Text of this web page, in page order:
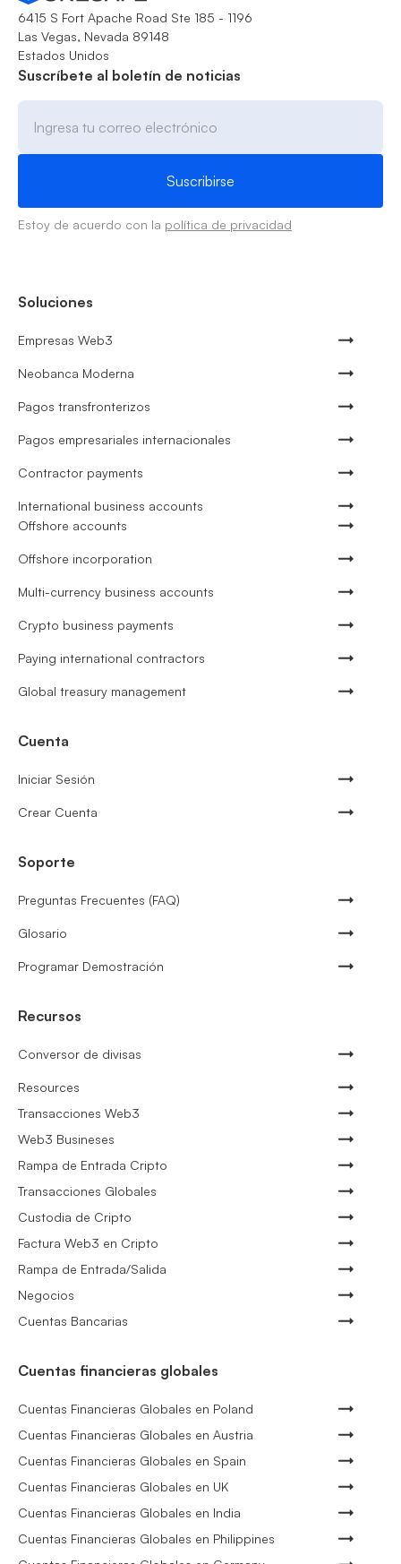
6415 S Fort Apache Road Ste 185 - 1196
Las Vegas, Nevada 89148
Estados Unidos
Suscríbete al boletín de noticias
Estoy de acuerdo con la política de privacidad
Soluciones
Empresas Web3
Neobanca Moderna
Pagos transfronterizos
Pagos empresariales internacionales
Contractor payments
International business accounts
Offshore accounts
Offshore incorporation
Multi-currency business accounts
Crypto business payments
Paying international contractors
Global treasury management
Cuenta
Iniciar Sesión
Crear Cuenta
Soporte
Preguntas Frecuentes (FAQ)
Glosario
Programar Demostración
Recursos
Conversor de divisas
Resources
Transacciones Web3
Web3 Busineses
Rampa de Entrada Cripto
Transacciones Globales
Custodia de Cripto
Factura Web3 en Cripto
Rampa de Entrada/Salida
Negocios
Cuentas Bancarias
Cuentas financieras globales
Cuentas Financieras Globales en Poland
Cuentas Financieras Globales en Austria
Cuentas Financieras Globales en Spain
Cuentas Financieras Globales en UK
Cuentas Financieras Globales en India
Cuentas Financieras Globales en Philippines